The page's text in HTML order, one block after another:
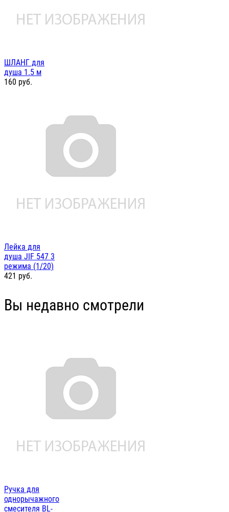
ШЛАНГ для
душа 1.5 м
160 руб.
Лейка для
душа JIF 547 3
режима (1/20)
421 руб.
Вы недавно смотрели
Ручка для
однорычажного
смесителя BL-